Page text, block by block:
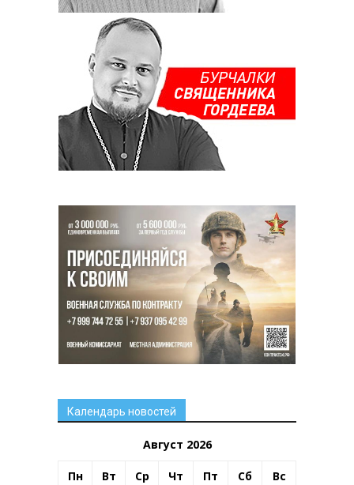
Календарь новостей
Август 2026
Пн Вт Ср Чт Пт Сб Вс